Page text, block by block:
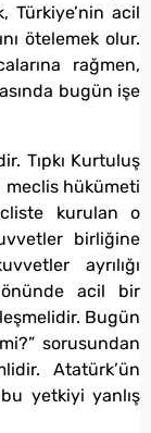
Türkiye’nin acil
ötelemek olur.
rağmen,
bugün işe
Tıpkı Kurtuluş
meclis hükümeti
kurulan o
birliğine
ayrılığı
önünde acil bir
Bugün
sorusundan
Atatürk’ün
yetkiyi yanlış